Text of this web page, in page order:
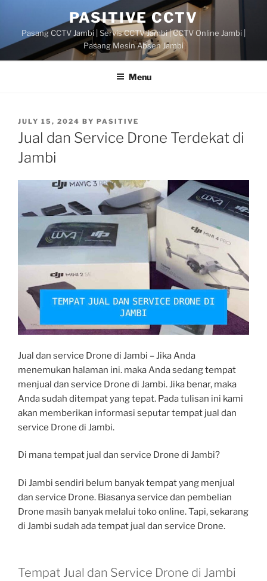
content
PASITIVE CCTV
Pasang CCTV Jambi | Servis CCTV Jambi | CCTV Online Jambi |
Pasang Mesin Absen Jambi
Menu
POSTED
ON
JULY 15, 2024 BY PASITIVE
Jual dan Service Drone Terdekat di
Jambi
Jual dan service Drone di Jambi – Jika Anda
menemukan halaman ini. maka Anda sedang tempat
menjual dan service Drone di Jambi. Jika benar, maka
Anda sudah ditempat yang tepat. Pada tulisan ini kami
akan memberikan informasi seputar tempat jual dan
service Drone di Jambi.
Di mana tempat jual dan service Drone di Jambi?
Di Jambi sendiri belum banyak tempat yang menjual
dan service Drone. Biasanya service dan pembelian
Drone masih banyak melalui toko online. Tapi, sekarang
di Jambi sudah ada tempat jual dan service Drone.
Tempat Jual dan Service Drone di Jambi